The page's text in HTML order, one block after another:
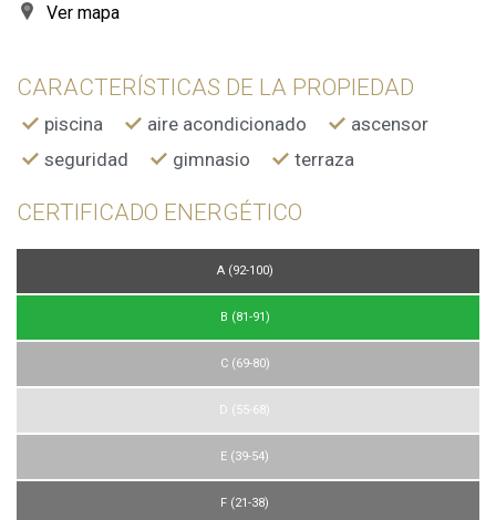
Ver mapa
CARACTERÍSTICAS DE LA PROPIEDAD
piscina aire acondicionado
ascensor
seguridad
gimnasio terraza
CERTIFICADO ENERGÉTICO
A (92-100)
B (81-91)
C (69-80)
D (55-68)
E (39-54)
F (21-38)